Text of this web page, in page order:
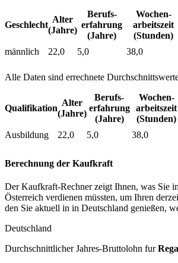
Geschlecht
Alter
(Jahre)
Berufs­
erfahrung
(Jahre)
Wochen­
arbeitszeit
(Stunden)
männlich 22,0 5,0 38,0
Alle Daten sind errechnete
Qualifikation
Alter
(Jahre)
Berufs­
erfahrung
(Jahre)
Wochen­
arbeitszeit
(Stunden)
Ausbildung 22,0 5,0 38,0
Berechnung der Kaufkraft
Der Kaufkraft-Rechner zeigt Ihnen, was Sie
Österreich verdienen müssten, um Ihren
den Sie aktuell in in Deutschland genießen,
Deutschland
Durchschnittlicher Jahres-Bruttolohn fur